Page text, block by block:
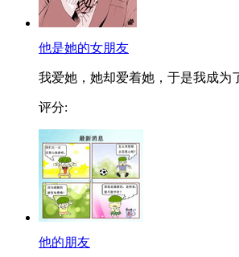
他是她的女朋友
我爱她，她却爱着她，于是我成为
评分:
他的朋友